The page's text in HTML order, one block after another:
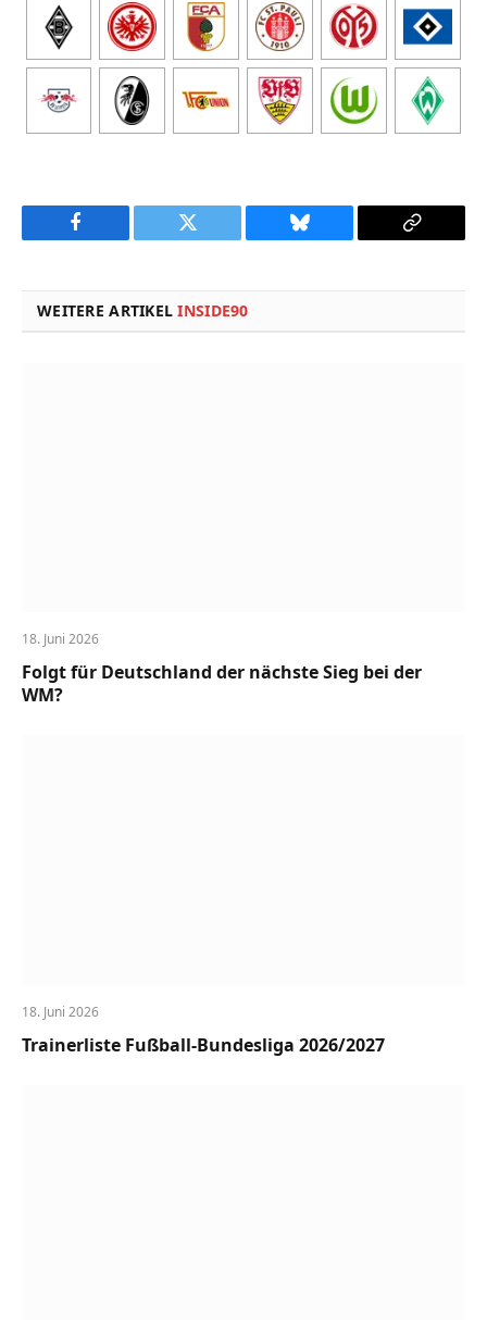
Facebook Twitter Bluesky
Copy
WEITERE ARTIKELINSIDE90
18. Juni 2026
Folgt für Deutschland der nächste Sieg bei der
WM?
18. Juni 2026
Trainerliste Fußball-Bundesliga 2026/2027